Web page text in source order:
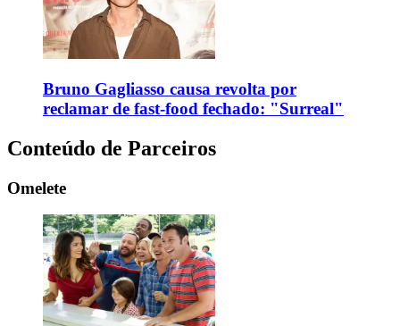
Bruno Gagliasso causa revolta por
reclamar de fast-food fechado: "Surreal"
Conteúdo de Parceiros
Omelete